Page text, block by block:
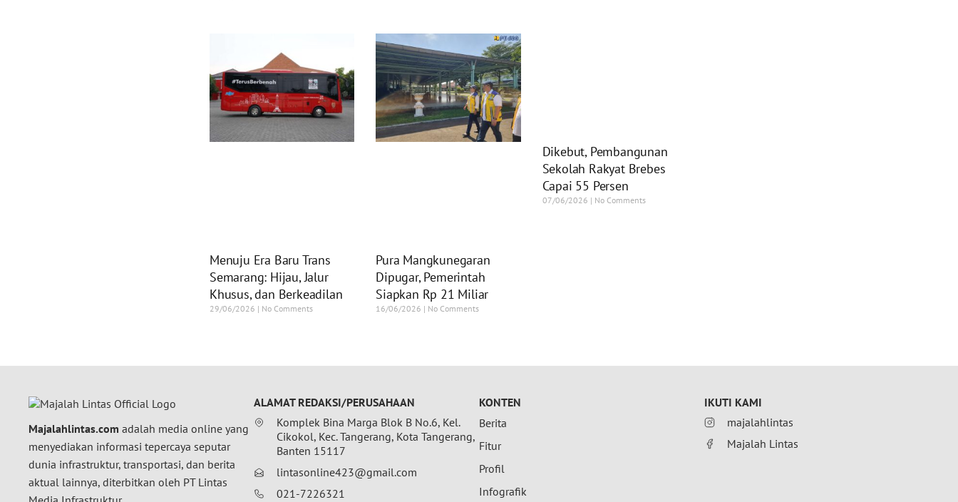
Menuju Era Baru Trans
Semarang: Hijau, Jalur
Khusus, dan Berkeadilan
29/06/2026 No Comments
Pura Mangkunegaran
Dipugar, Pemerintah
Siapkan Rp 21 Miliar
16/06/2026 No Comments
Dikebut, Pembangunan
Sekolah Rakyat Brebes
Capai 55 Persen
07/06/2026 No Comments
Majalahlintas.com adalah media online yang
menyediakan informasi tepercaya seputar
dunia infrastruktur, transportasi, dan berita
aktual lainnya, diterbitkan oleh PT Lintas
ALAMAT REDAKSI/PERUSAHAAN
Komplek Bina Marga Blok B No.6, Kel.
Cikokol, Kec. Tangerang, Kota Tangerang,
Banten 15117
lintasonline423@gmail.com
021-7226321
KONTEN
Berita
Fitur
Profil
Infografik
IKUTI KAMI
majalahlintas
Majalah Lintas